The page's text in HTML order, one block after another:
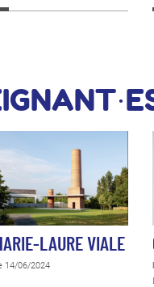
LAURE VIALE
14/06/2024